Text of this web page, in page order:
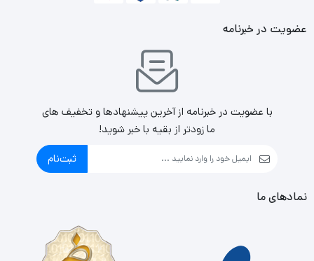
دارای ساعت استاندارد 1256 مگاهرتز هستند و بسته به مدل،
می‌توانند تا محدوده 1400 مگاهرتز افزایش یابند. حافظه داخلی
8 گیگابایتی GDDR5 حافظه مورد نیاز برای بازسازی تصاویر بازی
با واقع‌گرایی خیره کننده را فراهم می‌کند. رابط PCI Express 3.0
سازگاری با طیف وسیعی از سیستم‌ها را ارائه می‌دهد.
عضویت در خبرنامه
با عضویت در خبرنامه از آخرین پیشنهادها و تخفیف های
ما زودتر از بقیه با خبر شوید!
ثبت‌نام
نمادهای ما